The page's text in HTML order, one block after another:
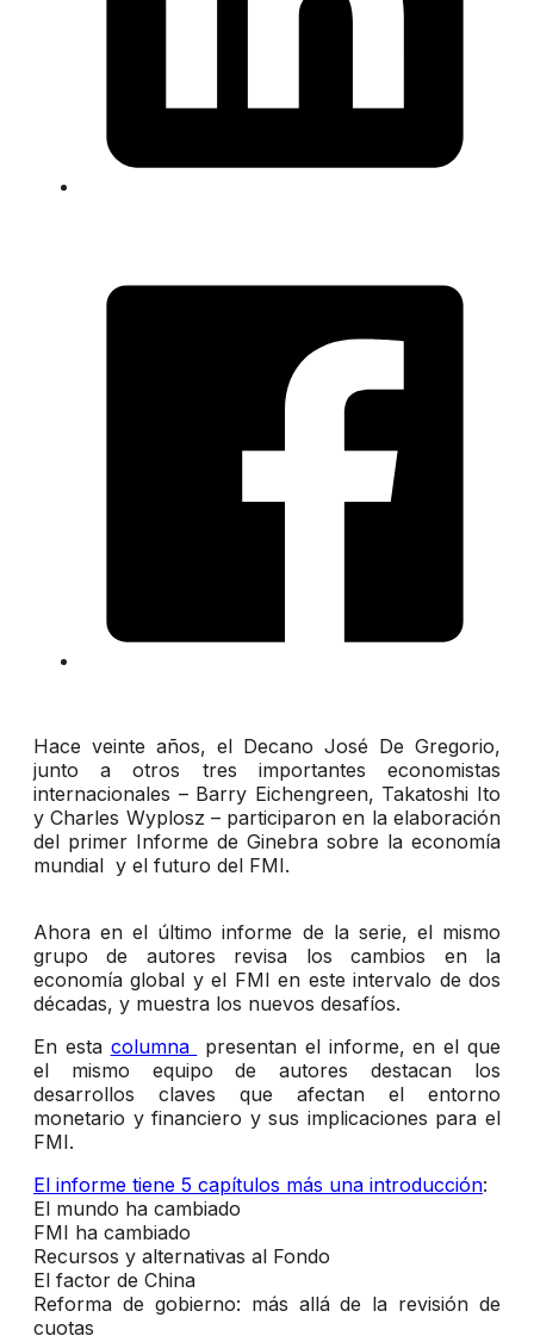
Hace veinte años, el Decano José De Gregorio,
junto a otros tres importantes economistas
internacionales – Barry Eichengreen, Takatoshi Ito
y Charles Wyplosz – participaron en la elaboración
del primer Informe de Ginebra sobre la economía
mundial y el futuro del FMI.
Ahora en el último informe de la serie, el mismo
grupo de autores revisa los cambios en la
economía global y el FMI en este intervalo de dos
décadas, y muestra los nuevos desafíos.
En esta columna
presentan el informe, en el que
el mismo equipo de autores destacan los
desarrollos claves que afectan el entorno
monetario y financiero y sus implicaciones para el
FMI.
El informe tiene 5 capítulos más una introducción:
El mundo ha cambiado
FMI ha cambiado
Recursos y alternativas al Fondo
El factor de China
Reforma de gobierno: más allá de la revisión de
cuotas